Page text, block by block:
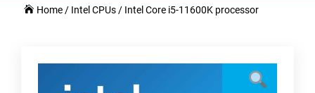
Home/ Intel CPUs/ Intel Core i5-11600K processor